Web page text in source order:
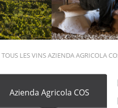
TOUS LES VINS AZIENDA AGRICOLA
Azienda Agricola COS